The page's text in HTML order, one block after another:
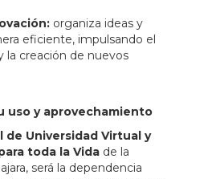
organiza ideas y
eficiente, impulsando el
la creación de nuevos
uso y aprovechamiento
de Universidad Virtual y
toda la Vida de la
será la dependencia